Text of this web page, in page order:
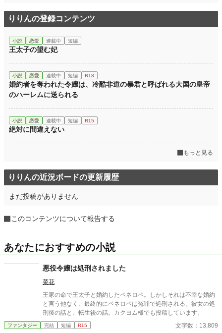
りりんの登録コンテンツ
小説 恋愛 連載中 短編
王太子の望む妃
小説 恋愛 連載中 短編 R18
婚約者を奪われた令嬢は、冷酷非道の暴君と呼ばれる大国の皇帝
のハーレムに送られる
小説 恋愛 連載中 短編 R15
絶対に間違えない
もっと見る
りりんの近況ボードの更新履歴
まだ投稿がありません
このコンテンツについて報告する
あなたにおすすめの小説
悪役令嬢は処刑されました
菜花
王家の命で王太子と婚約したペネロペ。しかしそれは不幸な婚約
と言う他なく、最終的にペネロペは冤罪で処刑される。彼女の処
刑後の話と、転生後の話。カクヨム様でも投稿しています。
ファンタジー 完結 短編 R15 文字数：13,809